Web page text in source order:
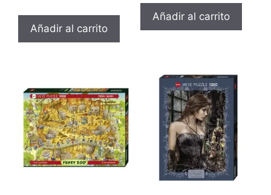
Añadir al carrito
Añadir al carrito